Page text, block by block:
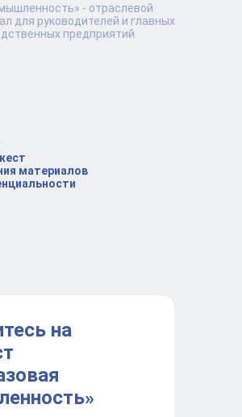
материалов
на
- отраслевой
для руководителей и главных
предприятий.